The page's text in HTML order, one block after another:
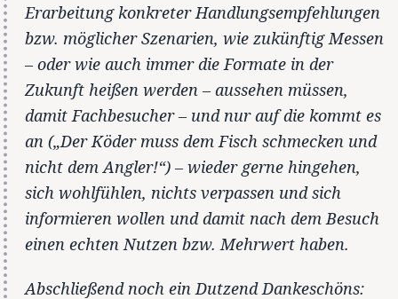
Erarbeitung konkreter Handlungsempfehlungen
bzw. möglicher Szenarien, wie zukünftig Messen
– oder wie auch immer die Formate in der
Zukunft heißen werden – aussehen müssen,
damit Fachbesucher – und nur auf die kommt es
an („Der Köder muss dem Fisch schmecken und
nicht dem Angler!“) – wieder gerne hingehen,
sich wohlfühlen, nichts verpassen und sich
informieren wollen und damit nach dem Besuch
einen echten Nutzen bzw. Mehrwert haben.
Abschließend noch ein Dutzend Dankeschöns: